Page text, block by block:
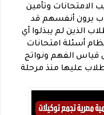
وتأمين
يرون أنفسهم قد
الذين لم يبذلوا أي
أسئلة امتحانات
قياس الفهم ونواتج
عليها منذ مرحلة